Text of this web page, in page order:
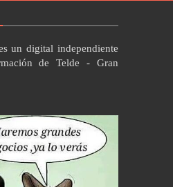
un digital independiente
de Telde - Gran